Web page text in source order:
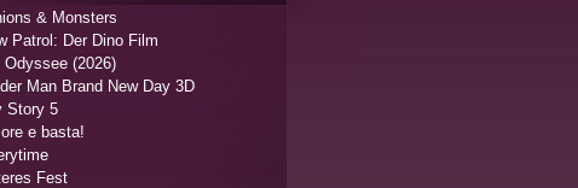
& Monsters
Patrol: Der Dino Film
Odyssee (2026)
Man Brand New Day 3D
Story 5
e basta!
Fest